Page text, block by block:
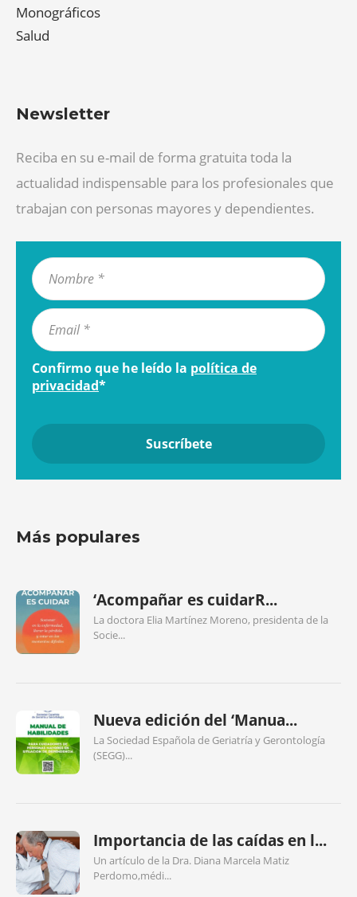
Monográficos
Salud
Newsletter
Reciba en su e-mail de forma gratuita toda la
actualidad indispensable para los profesionales que
trabajan con personas mayores y dependientes.
Confirmo que he leído la política de
privacidad*
Más populares
‘Acompañar es cuidarR...
La doctora Elia Martínez Moreno, presidenta de la
Socie...
Nueva edición del ‘Manua...
La Sociedad Española de Geriatría y Gerontología
(SEGG)...
Importancia de las caídas en l...
Un artículo de la Dra. Diana Marcela Matiz
Perdomo,médi...